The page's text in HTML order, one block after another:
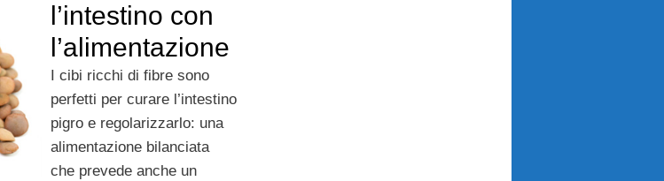
l’intestino con
l’alimentazione
I cibi ricchi di fibre sono
perfetti per curare l’intestino
pigro e regolarizzarlo: una
alimentazione bilanciata
che prevede anche un